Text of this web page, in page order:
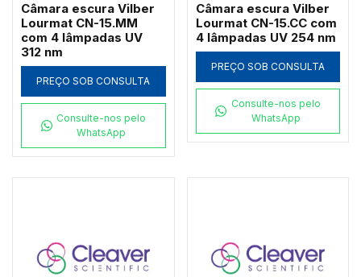
Câmara escura Vilber
Lourmat CN-15.MM
com 4 lâmpadas UV
312 nm
PREÇO SOB CONSULTA
Consulte-nos pelo
WhatsApp
Câmara escura Vilber
Lourmat CN-15.CC com
4 lâmpadas UV 254 nm
PREÇO SOB CONSULTA
Consulte-nos pelo
WhatsApp